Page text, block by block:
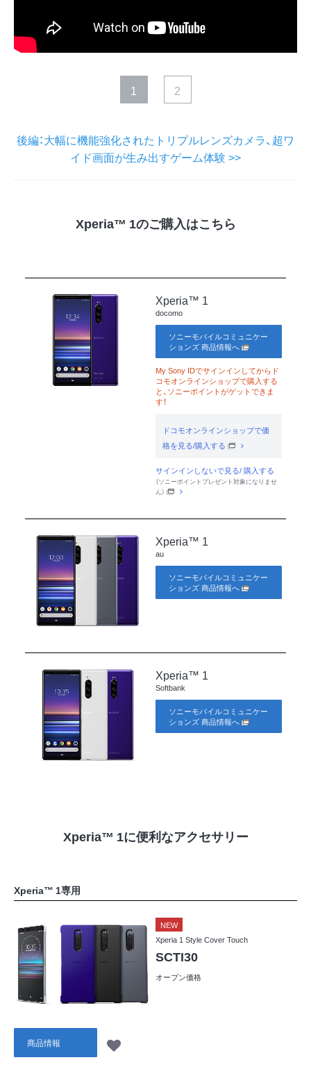
1 2
後編：大幅に機能強化されたトリプルレンズカメラ、超ワ
イド画面が生み出すゲーム体験 >>
Xperia™ 1のご購入はこちら
Xperia™ 1
docomo
ソニーモバイルコミュニケー
ションズ 商品情報へ
My Sony IDでサインインしてからド
コモオンラインショップで購入する
と、ソニーポイントがゲットできま
す！
ドコモオンラインショップで価
格を見る/購入する
サインインしないで見る/ 購入する
（ソニーポイントプレゼント対象になりませ
ん）
Xperia™ 1
au
ソニーモバイルコミュニケー
ションズ 商品情報へ
Xperia™ 1
Softbank
ソニーモバイルコミュニケー
ションズ 商品情報へ
Xperia™ 1に便利なアクセサリー
Xperia™ 1専用
NEW
Xperia 1 Style Cover Touch
SCTI30
オープン価格
商品情報